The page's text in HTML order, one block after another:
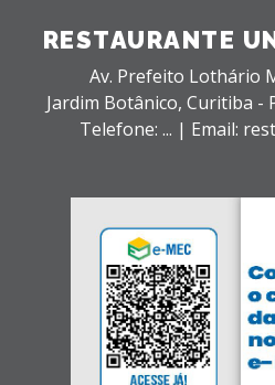
RESTAURANTE
Av. Prefeito Lothário
Jardim Botânico, Curitiba -
Telefone: ... | Email: